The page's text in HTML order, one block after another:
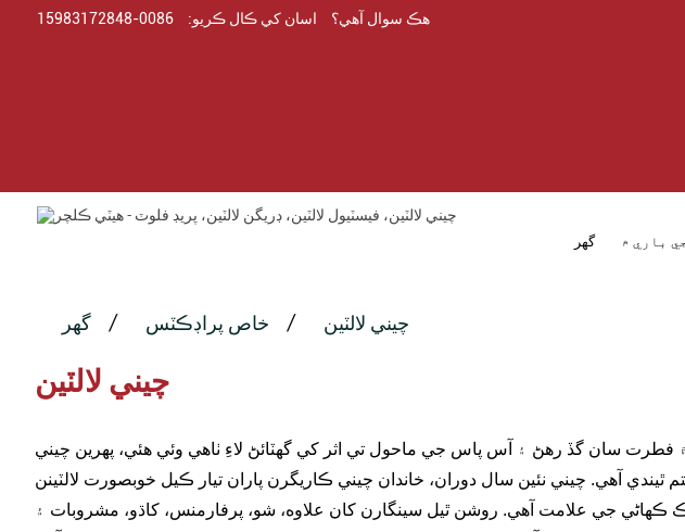
هڪ سوال آهي؟ اسان کي ڪال ڪريو: 0086-15983172848
گھر باري ۾
گھر خاص پراڊڪٽس چيني لالٽين
چيني لالٽين
سان گڏ رهڻ ۽ آس پاس جي ماحول تي اثر کي گهٽائڻ لاءِ ٺاهي وئي هئي، پهرين چيني
۾ ختم ٿيندي آهي. چيني نئين سال دوران، خاندان چيني ڪاريگرن پاران تيار ڪيل خوبصورت لالٽينن
ڪهاڻي جي علامت آهي. روشن ٿيل سينگارن کان علاوه، شو، پرفارمنس، کاڌو، مشروبات ۽